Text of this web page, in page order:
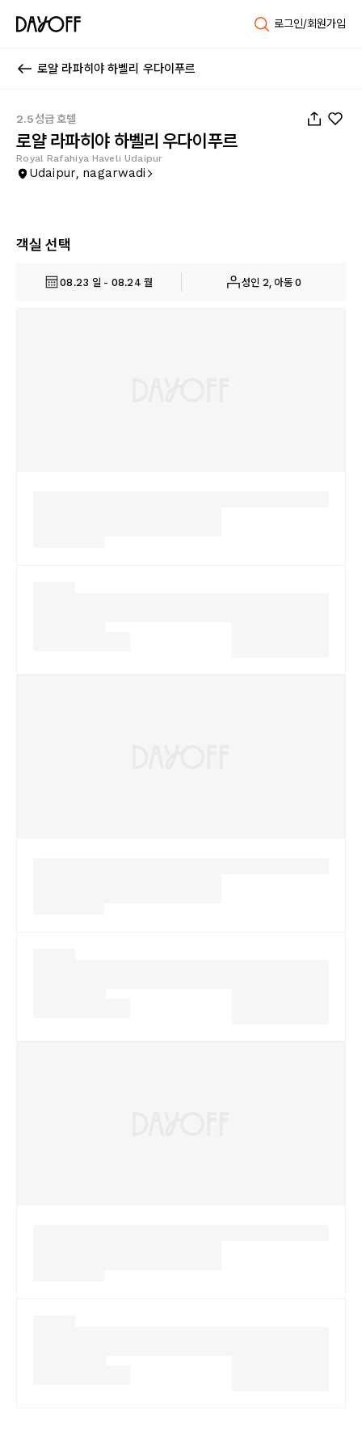
로그인/회원가입
로얄 라파히야 하벨리 우다이푸르
2.5성급 호텔
로얄 라파히야 하벨리 우다이푸르
Royal Rafahiya Haveli Udaipur
Udaipur, nagarwadi
객실 선택
08.23 일 - 08.24 월 성인 2, 아동 0